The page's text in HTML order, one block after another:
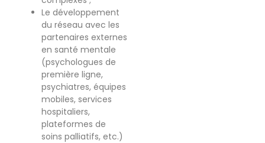
Le développement
du réseau avec les
partenaires externes
en santé mentale
(psychologues de
première ligne,
psychiatres, équipes
mobiles, services
hospitaliers,
plateformes de
soins palliatifs, etc.)